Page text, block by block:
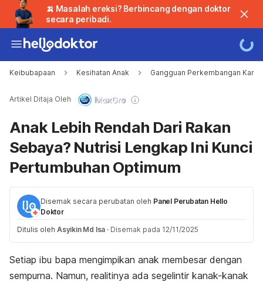
🍌 Masalah ereksi? Berbincang dengan doktor
secara peribadi.
Keibubapaan Kesihatan Anak Gangguan Perkembangan
Artikel Ditaja Oleh
Anak Lebih Rendah Dari Rakan
Sebaya? Nutrisi Lengkap Ini Kunci
Pertumbuhan Optimum
Disemak secara perubatan oleh Panel Perubatan Hello
Doktor
Ditulis oleh Asyikin Md Isa · Disemak pada 12/11/2025
Setiap ibu bapa mengimpikan anak membesar dengan
sempurna. Namun, realitinya ada segelintir kanak-kanak